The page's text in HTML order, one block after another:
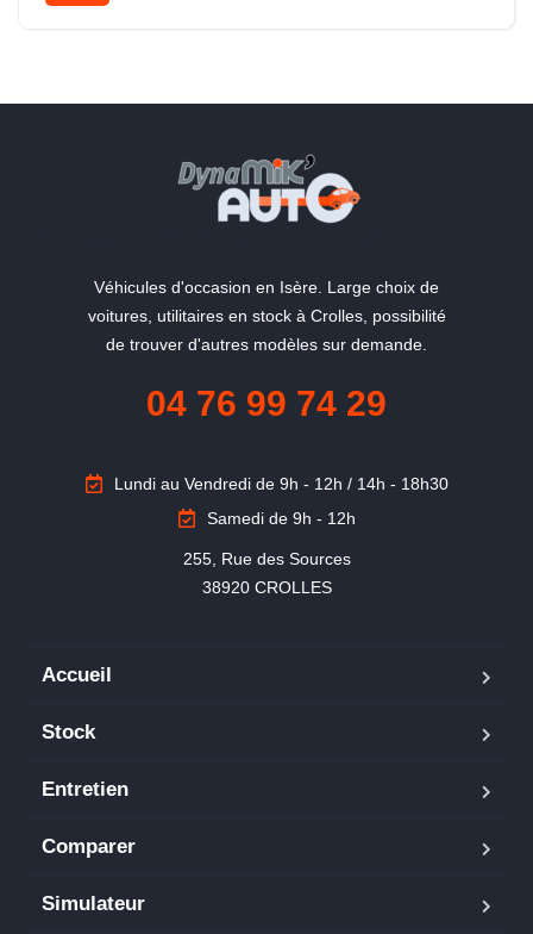
Véhicules d'occasion en Isère. Large choix de
voitures, utilitaires en stock à Crolles, possibilité
de trouver d'autres modèles sur demande.
04 76 99 74 29
Lundi au Vendredi de 9h - 12h / 14h - 18h30
Samedi de 9h - 12h
255, Rue des Sources
38920 CROLLES
Accueil
Stock
Entretien
Comparer
Simulateur